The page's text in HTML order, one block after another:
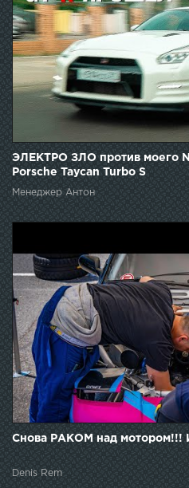
ЭЛЕКТРО ЗЛО против моего
Porsche Taycan Turbo S
Менеджер Антон
Снова РАКОМ над мотором!!!
Denis Rem